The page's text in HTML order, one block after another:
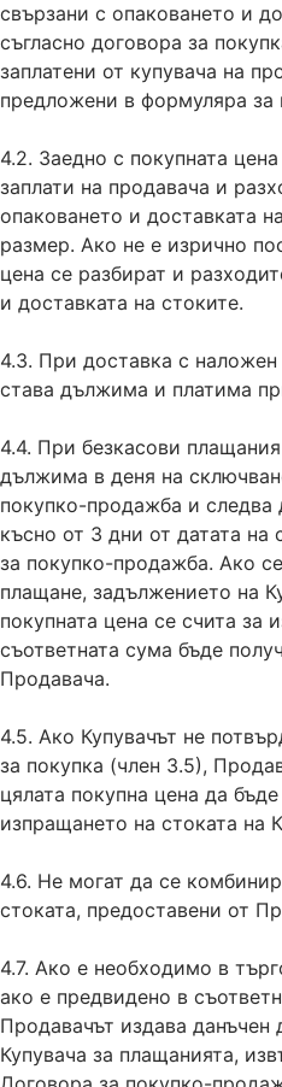
свързани с опаковането и
съгласно договора за
заплатени от купувача на
предложени в формуляра за
4.2. Заедно с покупната
заплати на продавача и
опаковането и доставката
размер. Ако не е изрично
цена се разбират и
и доставката на стоките.
4.3. При доставка с
става дължима и платима
4.4. При безкасови
дължима в деня на
покупко-продажба и следва
късно от 3 дни от датата на
за покупко-продажба. Ако
плащане, задължението на
покупната цена се счита за
съответната сума бъде
Продавача.
4.5. Ако Купувачът не
за покупка (член 3.5),
цялата покупна цена да
изпращането на стоката на
4.6. Не могат да се
стоката, предоставени от
4.7. Ако е необходимо в
ако е предвидено в
Продавачът издава данъчен
Купувача за плащанията,